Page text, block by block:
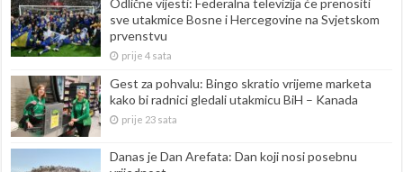
sve utakmice Bosne i Hercegovine na Svjetskom
prvenstvu
prije 4 sata
Gest za pohvalu: Bingo skratio vrijeme marketa
kako bi radnici gledali utakmicu BiH – Kanada
prije 23 sata
Danas je Dan Arefata: Dan koji nosi posebnu